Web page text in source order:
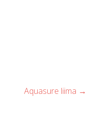
Aquasure liima →